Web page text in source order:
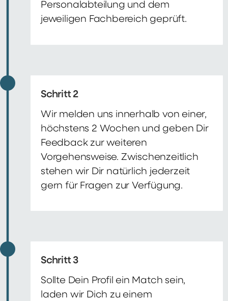
Personalabteilung und dem
jeweiligen Fachbereich geprüft.
Schritt 2
Wir melden uns innerhalb von einer,
höchstens 2 Wochen und geben Dir
Feedback zur weiteren
Vorgehensweise. Zwischenzeitlich
stehen wir Dir natürlich jederzeit
gern für Fragen zur Verfügung.
Schritt 3
Sollte Dein Profil ein Match sein,
laden wir Dich zu einem